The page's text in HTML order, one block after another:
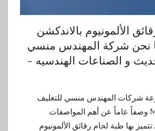
الألمونيوم بالاندكشن
نحن شركة المهندس منسي
و الصناعات الهندسيه –
شركات المهندس منسي للتغليف
الحديث M2Pack وصفاً عاماً عن أهم المواصفات
بها طبة لحام رقائق الألمونيوم